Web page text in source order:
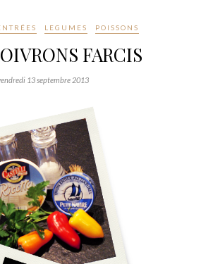
LEGUMES POISSONS
FARCIS
13 septembre 2013